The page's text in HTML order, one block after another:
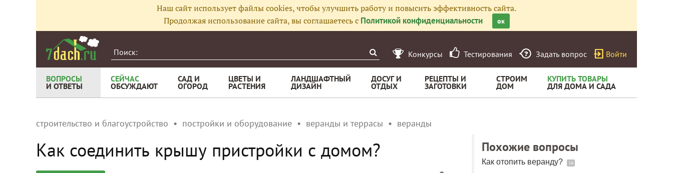
Наш сайт использует файлы cookies, чтобы улучшить работу и повысить эффективность сайта.
Продолжая использование сайта, вы соглашаетесь с Политикой конфиденциальности ок
Конкурсы Тестирования Задать вопрос Войти
ВОПРОСЫ
И ОТВЕТЫ
СЕЙЧАС
ОБСУЖДАЮТ
САД И
ОГОРОД
ЦВЕТЫ И
РАСТЕНИЯ
ЛАНДШАФТНЫЙ
ДИЗАЙН
ДОСУГ И
ОТДЫХ
РЕЦЕПТЫ И
ЗАГОТОВКИ
СТРОИМ
ДОМ
КУПИТЬ ТОВАРЫ
ДЛЯ ДОМА И САДА
строительство и благоустройство постройки и оборудование веранды и террасы веранды
Как соединить крышу пристройки с домом? Похожие вопросы
Как отопить веранду? 16